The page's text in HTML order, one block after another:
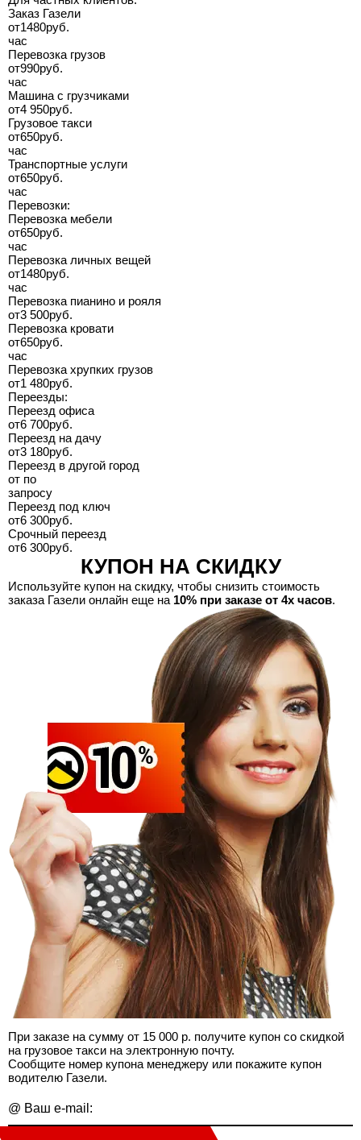
Заказ Газели
от1480руб.
час
Перевозка грузов
от990руб.
час
Машина с грузчиками
от4 950руб.
Грузовое такси
от650руб.
час
Транспортные услуги
от650руб.
час
Перевозки:
Перевозка мебели
от650руб.
час
Перевозка личных вещей
от1480руб.
час
Перевозка пианино и рояля
от3 500руб.
Перевозка кровати
от650руб.
час
Перевозка хрупких грузов
от1 480руб.
Переезды:
Переезд офиса
от6 700руб.
Переезд на дачу
от3 180руб.
Переезд в другой город
от по
запросу
Переезд под ключ
от6 300руб.
Срочный переезд
от6 300руб.
КУПОН НА СКИДКУ
Используйте купон на скидку, чтобы снизить стоимость
заказа Газели онлайн еще на 10% при заказе от 4х часов.
При заказе на сумму от 15 000 р. получите купон со скидкой
на грузовое такси на электронную почту.
Сообщите номер купона менеджеру или покажите купон
водителю Газели.
@ Ваш e-mail: